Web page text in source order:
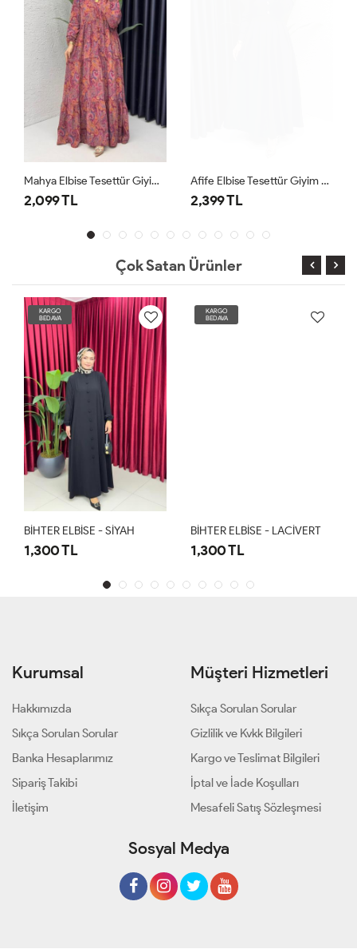
Mahya Elbise Tesettür Giyim Bordo
2,099 TL
Afife Elbise Tesettür Giyim Lacivert
2,399 TL
Çok Satan Ürünler
KARGO
BEDAVA
BİHTER ELBİSE - SİYAH
1,300 TL
KARGO
BEDAVA
BİHTER ELBİSE - LACİVERT
1,300 TL
Kurumsal
Hakkımızda
Sıkça Sorulan Sorular
Banka Hesaplarımız
Sipariş Takibi
İletişim
Müşteri Hizmetleri
Sıkça Sorulan Sorular
Gizlilik ve Kvkk Bilgileri
Kargo ve Teslimat Bilgileri
İptal ve İade Koşulları
Mesafeli Satış Sözleşmesi
Sosyal Medya